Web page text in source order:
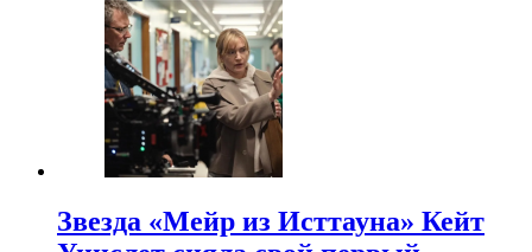
Звезда «Мейр из Исттауна» Кейт